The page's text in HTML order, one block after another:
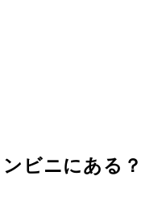
ビニにある？